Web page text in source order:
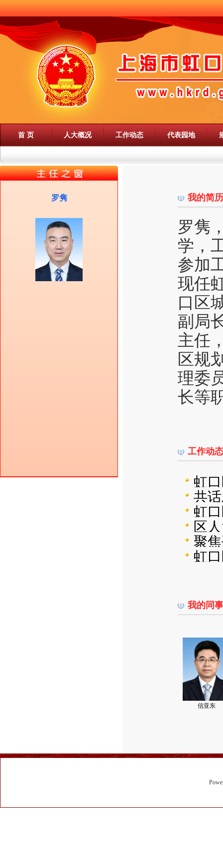
首 页 人大概况 工作动态 代表园地
罗隽 我的简历
罗隽
学，
参加
现任
口区
副局
主任
区规
理委
长等
工作动态
虹口
共话
虹
区人
聚
虹口
我的同事
信亚东